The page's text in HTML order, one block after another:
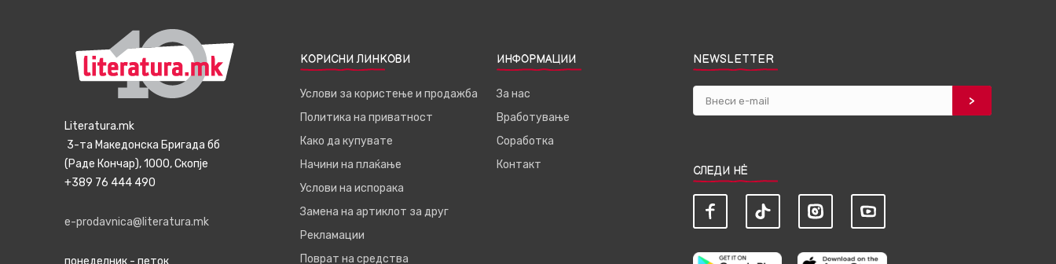
Literatura.mk
3-та Македонска Бригада бб
(Раде Кончар), 1000, Скопје
+389 76 444 490
e-prodavnica@literatura.mk
понеделник - петок
КОРИСНИ ЛИНКОВИ
Услови за користење и продажба
Политика на приватност
Како да купувате
Начини на плаќање
Услови на испорака
Замена на артиклот за друг
Рекламации
Поврат на средства
ИНФОРМАЦИИ
За нас
Вработување
Соработка
Контакт
NEWSLETTER
СЛЕДИ НЀ